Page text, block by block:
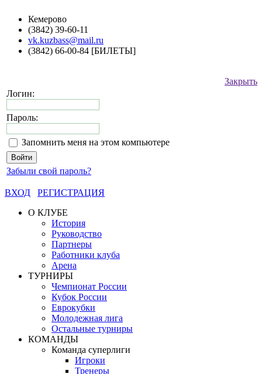
Кемерово
(3842) 39-60-11
vk.kuzbass@mail.ru
(3842) 66-00-84 [БИЛЕТЫ]
Закрыть
Логин:
Пароль:
Запомнить меня на этом компьютере
Забыли свой пароль?
ВХОД
РЕГИСТРАЦИЯ
О КЛУБЕ
История
Руководство
Партнеры
Работники клуба
Арена
ТУРНИРЫ
Чемпионат России
Кубок России
Еврокубки
Молодежная лига
Остальные турниры
КОМАНДЫ
Команда суперлиги
Игроки
Тренеры